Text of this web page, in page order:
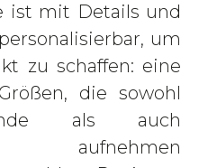
ist mit Details und
um
zu schaffen: eine
die sowohl
als auch
aufnehmen